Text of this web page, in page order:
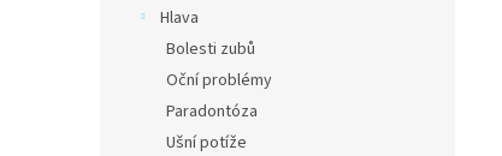
Hlava
Bolesti zubů
Oční problémy
Paradontóza
Ušní potíže